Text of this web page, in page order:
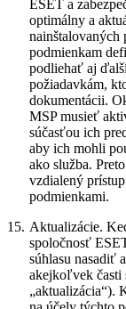
ESET a
optimálny a
nainštalovaných
podmienkam
podliehať aj
požiadavkám,
dokumentácii.
MSP musieť
súčasťou ich
aby ich mohli
ako služba.
vzdialený
podmienkami.
15. Aktualizácie.
spoločnosť
súhlasu nasadiť
akejkoľvek časti
„aktualizácia“).